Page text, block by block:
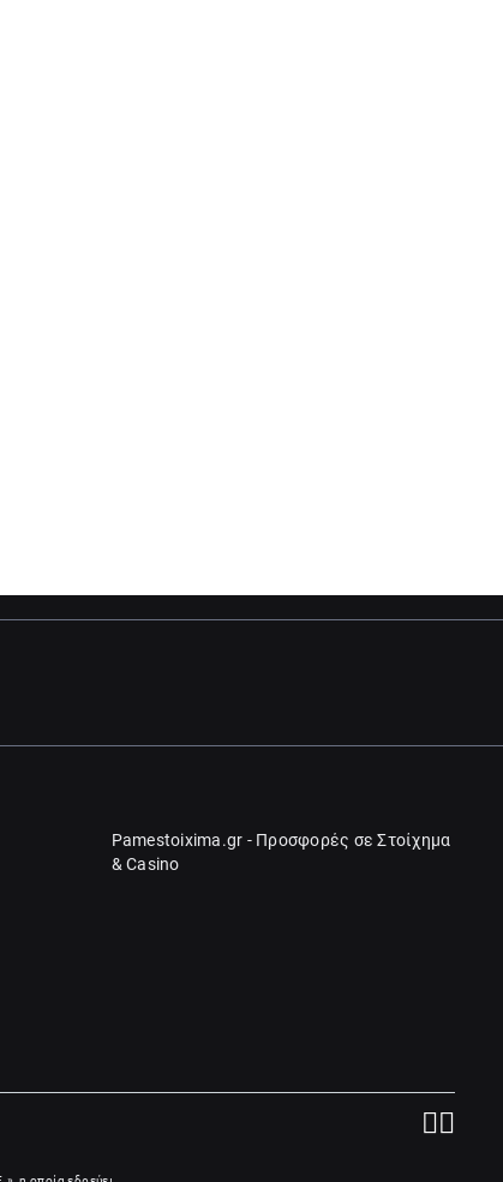
Pamestoixima.gr - Προσφορές σε Στοίχημα
& Casino